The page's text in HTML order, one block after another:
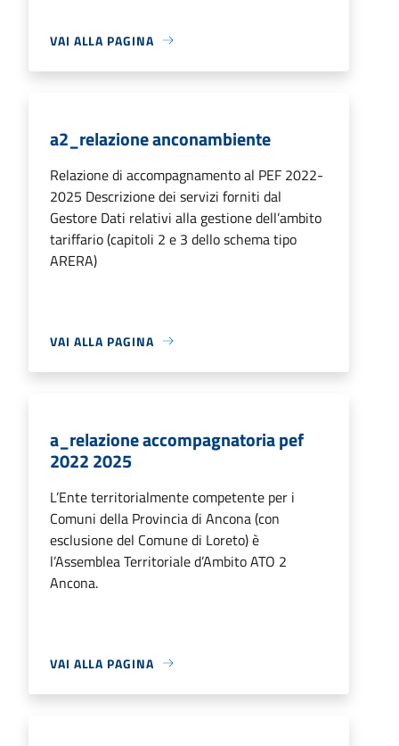
VAI ALLA PAGINA
a2_relazione anconambiente
Relazione di accompagnamento al PEF 2022-
2025 Descrizione dei servizi forniti dal
Gestore Dati relativi alla gestione dell’ambito
tariffario (capitoli 2 e 3 dello schema tipo
ARERA)
VAI ALLA PAGINA
a_relazione accompagnatoria pef
2022 2025
L’Ente territorialmente competente per i
Comuni della Provincia di Ancona (con
esclusione del Comune di Loreto) è
l’Assemblea Territoriale d’Ambito ATO 2
Ancona.
VAI ALLA PAGINA